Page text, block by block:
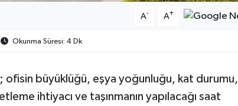
A- A+
Okunma Süresi: 4 Dk
ofisin büyüklüğü, eşya yoğunluğu, kat durumu,
ihtiyacı ve taşınmanın yapılacağı saat